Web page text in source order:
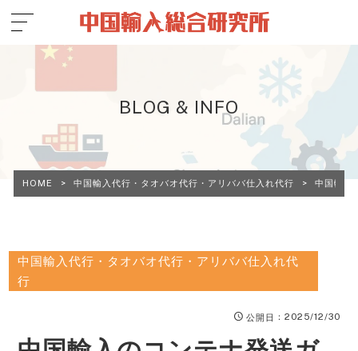
BLOG & INFO
HOME > 中国輸入代行・タオバオ代行・アリババ仕入れ代行 > 中国輸入
中国輸入代行・タオバオ代行・アリババ仕入れ代
行
公開日 ：2025/12/30